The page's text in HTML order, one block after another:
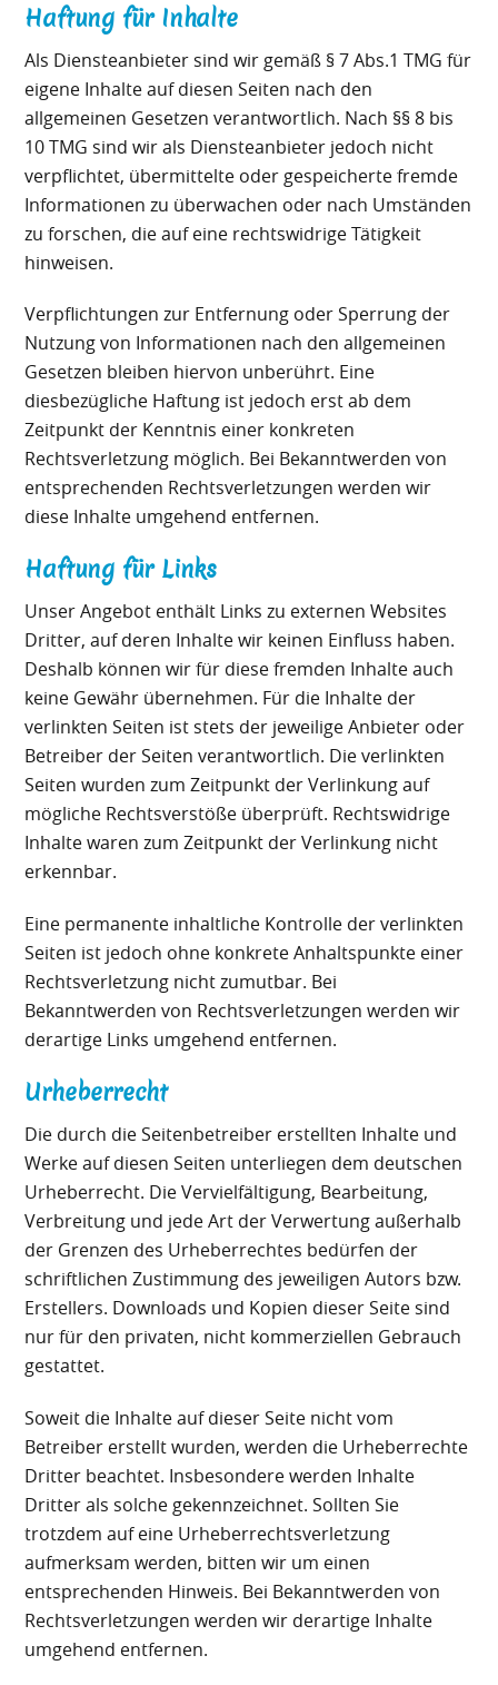
Haftung für Inhalte
Als Diensteanbieter sind wir gemäß § 7 Abs.1 TMG für
eigene Inhalte auf diesen Seiten nach den
allgemeinen Gesetzen verantwortlich. Nach §§ 8 bis
10 TMG sind wir als Diensteanbieter jedoch nicht
verpflichtet, übermittelte oder gespeicherte fremde
Informationen zu überwachen oder nach Umständen
zu forschen, die auf eine rechtswidrige Tätigkeit
hinweisen.
Verpflichtungen zur Entfernung oder Sperrung der
Nutzung von Informationen nach den allgemeinen
Gesetzen bleiben hiervon unberührt. Eine
diesbezügliche Haftung ist jedoch erst ab dem
Zeitpunkt der Kenntnis einer konkreten
Rechtsverletzung möglich. Bei Bekanntwerden von
entsprechenden Rechtsverletzungen werden wir
diese Inhalte umgehend entfernen.
Haftung für Links
Unser Angebot enthält Links zu externen Websites
Dritter, auf deren Inhalte wir keinen Einfluss haben.
Deshalb können wir für diese fremden Inhalte auch
keine Gewähr übernehmen. Für die Inhalte der
verlinkten Seiten ist stets der jeweilige Anbieter oder
Betreiber der Seiten verantwortlich. Die verlinkten
Seiten wurden zum Zeitpunkt der Verlinkung auf
mögliche Rechtsverstöße überprüft. Rechtswidrige
Inhalte waren zum Zeitpunkt der Verlinkung nicht
erkennbar.
Eine permanente inhaltliche Kontrolle der verlinkten
Seiten ist jedoch ohne konkrete Anhaltspunkte einer
Rechtsverletzung nicht zumutbar. Bei
Bekanntwerden von Rechtsverletzungen werden wir
derartige Links umgehend entfernen.
Urheberrecht
Die durch die Seitenbetreiber erstellten Inhalte und
Werke auf diesen Seiten unterliegen dem deutschen
Urheberrecht. Die Vervielfältigung, Bearbeitung,
Verbreitung und jede Art der Verwertung außerhalb
der Grenzen des Urheberrechtes bedürfen der
schriftlichen Zustimmung des jeweiligen Autors bzw.
Erstellers. Downloads und Kopien dieser Seite sind
nur für den privaten, nicht kommerziellen Gebrauch
gestattet.
Soweit die Inhalte auf dieser Seite nicht vom
Betreiber erstellt wurden, werden die Urheberrechte
Dritter beachtet. Insbesondere werden Inhalte
Dritter als solche gekennzeichnet. Sollten Sie
trotzdem auf eine Urheberrechtsverletzung
aufmerksam werden, bitten wir um einen
entsprechenden Hinweis. Bei Bekanntwerden von
Rechtsverletzungen werden wir derartige Inhalte
umgehend entfernen.